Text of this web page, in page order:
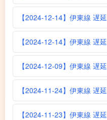
【2024-12-14】伊東線 遅延
【2024-12-14】伊東線 遅延
【2024-12-09】伊東線 遅延
【2024-11-24】伊東線 遅延
【2024-11-23】伊東線 遅延